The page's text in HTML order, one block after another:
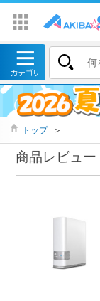
トップ ＞
商品レビュー